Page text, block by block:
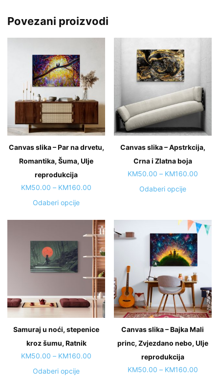
Povezani proizvodi
Canvas slika – Par na drvetu,
Romantika, Šuma, Ulje
reprodukcija
KM50.00 – KM160.00
through
KM160.00
Odaberi opcijeThis
multiple
variants.
options
be
chosen
on
the
product
page
Canvas slika – Apstrkcija,
Crna i Zlatna boja
KM50.00 – KM160.00Price
Odaberi opcijeThis
multiple
variants.
The
options
may
be
chosen
on
the
product
page
Samuraj u noći, stepenice
kroz šumu, Ratnik
KM50.00 – KM160.00
Odaberi opcijeThis
Canvas slika – Bajka Mali
princ, Zvjezdano nebo, Ulje
reprodukcija
KM50.00 – KM160.00Price